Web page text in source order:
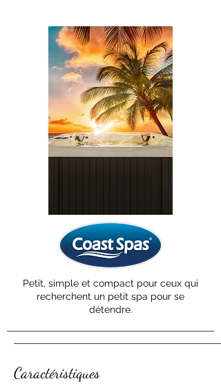
Petit, simple et compact pour ceux qui
recherchent un petit spa pour se
détendre.
Caractéristiques